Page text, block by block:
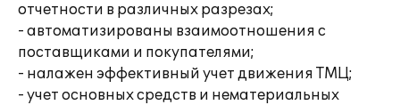
отчетности в различных разрезах;
- автоматизированы взаимоотношения с
поставщиками и покупателями;
- налажен эффективный учет движения ТМЦ;
- учет основных средств и нематериальных